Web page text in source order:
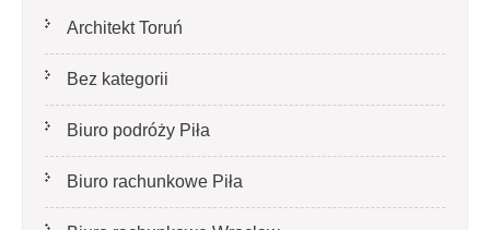
Architekt Toruń
Bez kategorii
Biuro podróży Piła
Biuro rachunkowe Piła